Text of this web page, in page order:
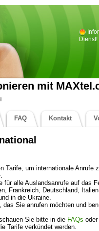
Dienst!
mit
FAQ Kontakt
Tarife, um internationale Anrufe
für alle Auslandsanrufe auf das
Frankreich, Deutschland,
in die Ukraine.
das Sie anrufen möchten und
Sie bitte in die FAQs oder
Tarife verkündet werden.